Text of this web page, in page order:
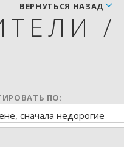
ВЕРНУТЬСЯ НАЗАД
/
ПО:
сначала недорогие